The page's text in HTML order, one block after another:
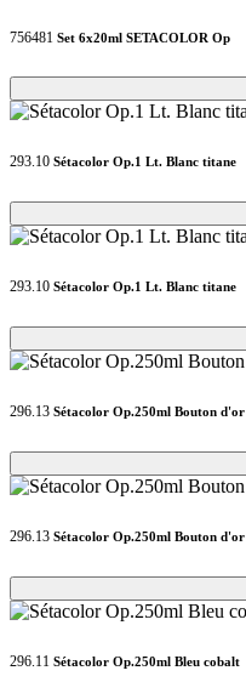
756481 Set 6x20ml SETACOLOR Op
Loading...
Loading...
293.10 Sétacolor Op.1 Lt. Blanc titane
Loading...
Loading...
293.10 Sétacolor Op.1 Lt. Blanc titane
Loading...
Loading...
296.13 Sétacolor Op.250ml Bouton d'or
Loading...
Loading...
296.13 Sétacolor Op.250ml Bouton d'or
Loading...
Loading...
296.11 Sétacolor Op.250ml Bleu cobalt